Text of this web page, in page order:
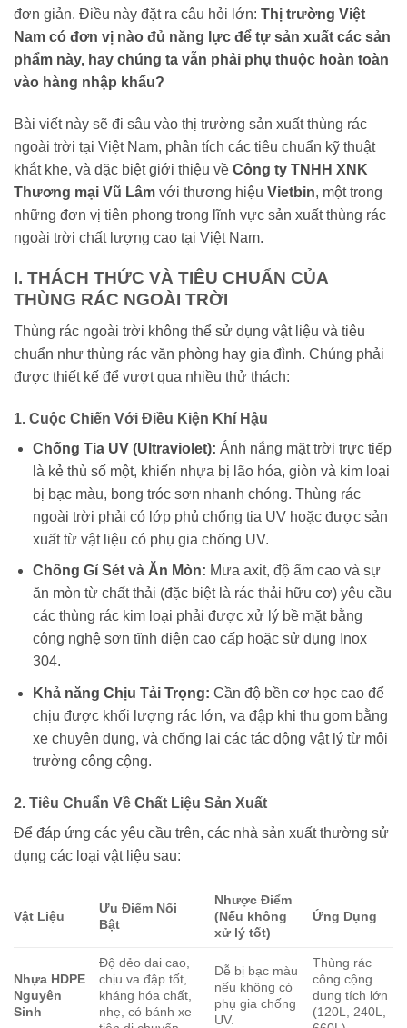
đơn giản. Điều này đặt ra câu hỏi lớn: Thị trường Việt
Nam có đơn vị nào đủ năng lực để tự sản xuất các sản
phẩm này, hay chúng ta vẫn phải phụ thuộc hoàn toàn
vào hàng nhập khẩu?
Bài viết này sẽ đi sâu vào thị trường sản xuất thùng rác
ngoài trời tại Việt Nam, phân tích các tiêu chuẩn kỹ thuật
khắt khe, và đặc biệt giới thiệu về Công ty TNHH XNK
Thương mại Vũ Lâm với thương hiệu Vietbin, một trong
những đơn vị tiên phong trong lĩnh vực sản xuất thùng rác
ngoài trời chất lượng cao tại Việt Nam.
I. THÁCH THỨC VÀ TIÊU CHUẨN CỦA
THÙNG RÁC NGOÀI TRỜI
Thùng rác ngoài trời không thể sử dụng vật liệu và tiêu
chuẩn như thùng rác văn phòng hay gia đình. Chúng phải
được thiết kế để vượt qua nhiều thử thách:
1. Cuộc Chiến Với Điều Kiện Khí Hậu
Chống Tia UV (Ultraviolet): Ánh nắng mặt trời trực tiếp
là kẻ thù số một, khiến nhựa bị lão hóa, giòn và kim loại
bị bạc màu, bong tróc sơn nhanh chóng. Thùng rác
ngoài trời phải có lớp phủ chống tia UV hoặc được sản
xuất từ vật liệu có phụ gia chống UV.
Chống Gỉ Sét và Ăn Mòn: Mưa axit, độ ẩm cao và sự
ăn mòn từ chất thải (đặc biệt là rác thải hữu cơ) yêu cầu
các thùng rác kim loại phải được xử lý bề mặt bằng
công nghệ sơn tĩnh điện cao cấp hoặc sử dụng Inox
304.
Khả năng Chịu Tải Trọng: Cần độ bền cơ học cao để
chịu được khối lượng rác lớn, va đập khi thu gom bằng
xe chuyên dụng, và chống lại các tác động vật lý từ môi
trường công cộng.
2. Tiêu Chuẩn Về Chất Liệu Sản Xuất
Để đáp ứng các yêu cầu trên, các nhà sản xuất thường sử
dụng các loại vật liệu sau:
Vật Liệu
Ưu Điểm Nổi
Bật
Nhược Điểm
(Nếu không
xử lý tốt)
Ứng Dụng
Nhựa HDPE
Nguyên
Sinh
Độ dẻo dai cao,
chịu va đập tốt,
kháng hóa chất,
nhẹ, có bánh xe
Dễ bị bạc màu
nếu không có
phụ gia chống
UV.
Thùng rác
công cộng
dung tích lớn
(120L, 240L,